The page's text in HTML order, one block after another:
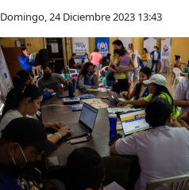
Domingo, 24 Diciembre 2023 13:43